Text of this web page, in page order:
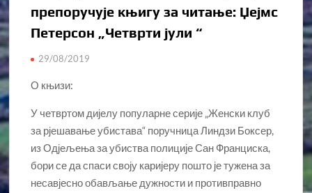
препоручује књигу за читање: Џејмс
Петерсон „Четврти јули “
29/08/2019
О књизи:
У четвртом дијелу популарне серије „Женски клуб
за рјешавање убистава“ поручница Линдзи Боксер,
из Одјељења за убиства полиције Сан Франциска,
бори се да спаси своју каријеру пошто је тужена за
несавјесно обављање дужности и противправно